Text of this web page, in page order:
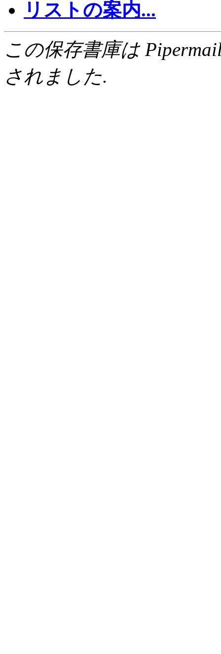
リストの案内...
この保存書庫は
されました.